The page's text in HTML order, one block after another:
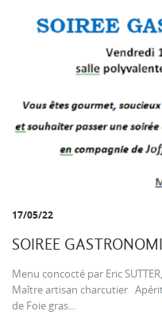
17/05/22
SOIREE
Menu concocté par Eric
Maître artisan charcutier
de Foie gras...